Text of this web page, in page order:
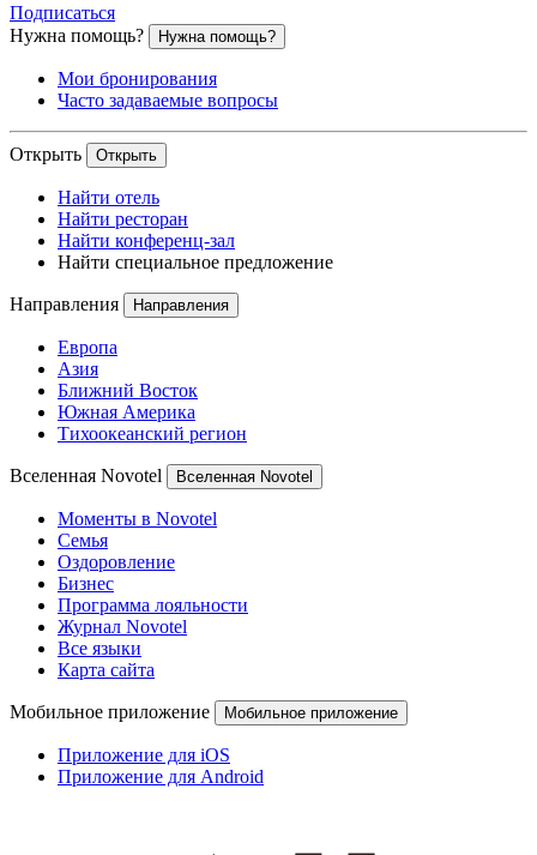
Подписаться
Нужна помощь?
Нужна помощь?
Мои бронирования
Часто задаваемые вопросы
Открыть Открыть
Найти отель
Найти ресторан
Найти конференц-зал
Найти специальное предложение
Направления Направления
Европа
Азия
Ближний Восток
Южная Америка
Тихоокеанский регион
Вселенная Novotel Вселенная Novotel
Моменты в Novotel
Семья
Оздоровление
Бизнес
Программа лояльности
Журнал Novotel
Все языки
Карта сайта
Мобильное приложение Мобильное приложение
Приложение для iOS
Приложение для Android